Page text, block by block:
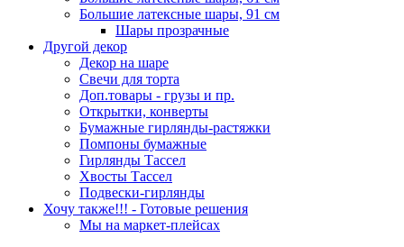
Большие латексные шары, 91 см
Шары прозрачные
Другой декор
Декор на шаре
Свечи для торта
Доп.товары - грузы и пр.
Открытки, конверты
Бумажные гирлянды-растяжки
Помпоны бумажные
Гирлянды Тассел
Хвосты Тассел
Подвески-гирлянды
Хочу также!!! - Готовые решения
Мы на маркет-плейсах